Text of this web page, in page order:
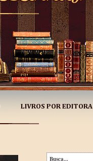
LIVROS POR EDITORA